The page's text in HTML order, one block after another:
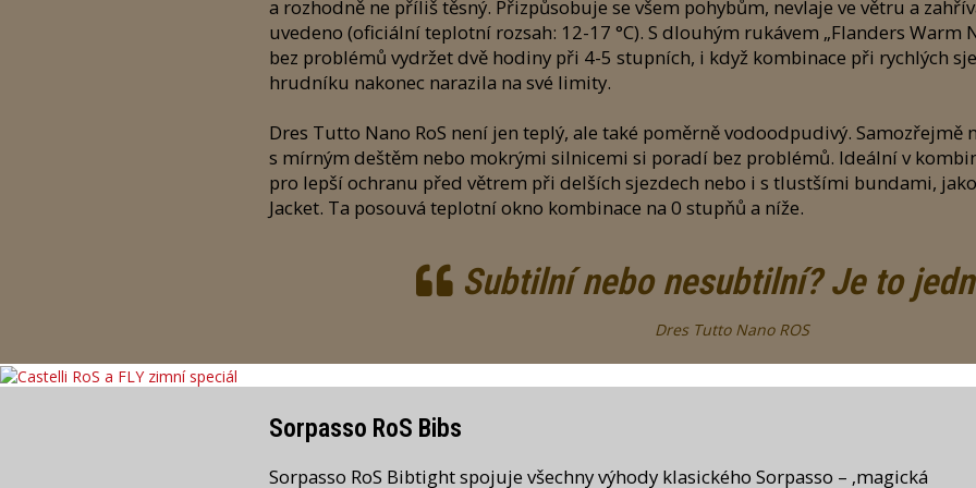
a rozhodně ne příliš těsný. Přizpůsobuje se všem pohybům, nevlaje ve větru a
uvedeno (oficiální teplotní rozsah: 12-17 °C). S dlouhým rukávem „Flanders Warm
bez problémů vydržet dvě hodiny při 4-5 stupních, i když kombinace při rychlých
hrudníku nakonec narazila na své limity.
Dres Tutto Nano RoS není jen teplý, ale také poměrně vodoodpudivý. Samozřejmě
s mírným deštěm nebo mokrými silnicemi si poradí bez problémů. Ideální v
pro lepší ochranu před větrem při delších sjezdech nebo i s tlustšími bundami,
Jacket. Ta posouvá teplotní okno kombinace na 0 stupňů a níže.
Subtilní nebo nesubtilní? Je to
Dres Tutto Nano ROS
Sorpasso RoS Bibs
Sorpasso RoS Bibtight spojuje všechny výhody klasického Sorpasso – ‚magická